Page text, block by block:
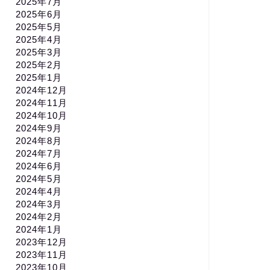
2025年6月
2025年5月
2025年4月
2025年3月
2025年2月
2025年1月
2024年12月
2024年11月
2024年10月
2024年9月
2024年8月
2024年7月
2024年6月
2024年5月
2024年4月
2024年3月
2024年2月
2024年1月
2023年12月
2023年11月
2023年10月